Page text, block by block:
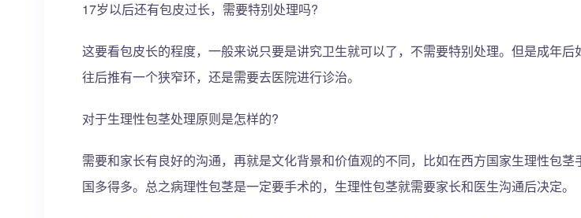
17岁以后还有包皮过长，需要特别处理吗?
这要看包皮长的程度，一般来说只要是讲究卫生就可以了，不需要特别处理。但是成年后
往后推有一个狭窄环，还是需要去医院进行诊治。
对于生理性包茎处理原则是怎样的?
需要和家长有良好的沟通，再就是文化背景和价值观的不同，比如在西方国家生理性包茎
国多得多。总之病理性包茎是一定要手术的，生理性包茎就需要家长和医生沟通后决定。